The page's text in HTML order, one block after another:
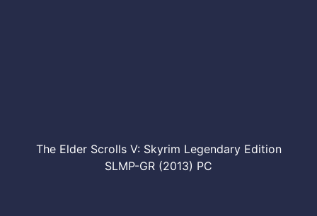
The Elder Scrolls V: Skyrim Legendary Edition
SLMP-GR (2013) PC